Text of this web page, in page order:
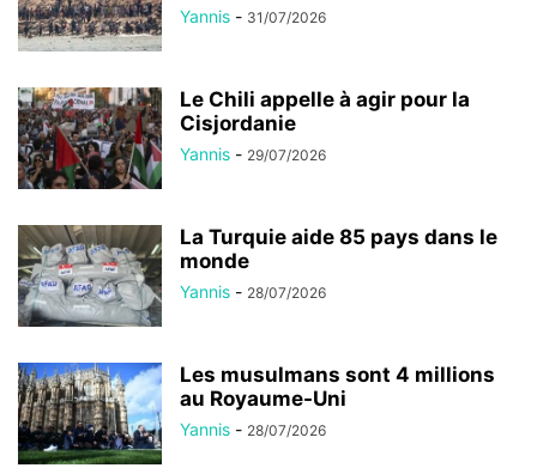
Yannis - 31/07/2026
Le Chili appelle à agir pour la
Cisjordanie
Yannis - 29/07/2026
La Turquie aide 85 pays dans le
monde
Yannis - 28/07/2026
Les musulmans sont 4 millions
au Royaume-Uni
Yannis - 28/07/2026